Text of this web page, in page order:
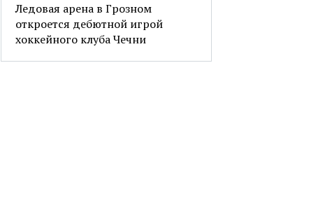
Ледовая арена в Грозном
откроется дебютной игрой
хоккейного клуба Чечни